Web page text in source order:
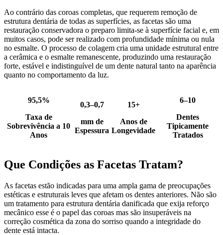
Ao contrário das coroas completas, que requerem remoção de
estrutura dentária de todas as superfícies, as facetas são uma
restauração conservadora o preparo limita-se à superfície facial e, em
muitos casos, pode ser realizado com profundidade mínima ou nula
no esmalte. O processo de colagem cria uma unidade estrutural entre
a cerâmica e o esmalte remanescente, produzindo uma restauração
forte, estável e indistinguível de um dente natural tanto na aparência
quanto no comportamento da luz.
95,5%
Taxa de
Sobrevivência a 10
Anos
0,3–0,7
mm de
Espessura
15+
Anos de
Longevidade
6–10
Dentes
Tipicamente
Tratados
Que Condições as Facetas Tratam?
As facetas estão indicadas para uma ampla gama de preocupações
estéticas e estruturais leves que afetam os dentes anteriores. Não são
um tratamento para estrutura dentária danificada que exija reforço
mecânico esse é o papel das coroas mas são insuperáveis na
correção cosmética da zona do sorriso quando a integridade do
dente está intacta.